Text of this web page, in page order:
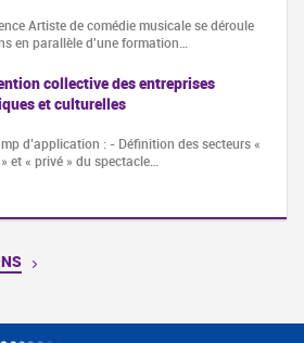
Artiste de comédie musicale se déroule
en parallèle d'une formation…
collective des entreprises
et culturelles
d’application : - Définition des secteurs «
et « privé » du spectacle…